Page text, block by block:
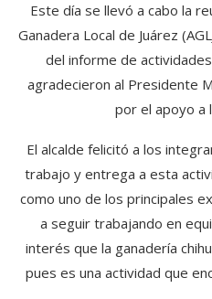
Este día se llevó a cabo la
Ganadera Local de Juárez
del informe de
agradecieron al Presidente
por el apoyo a
El alcalde felicitó a los
trabajo y entrega a esta
como uno de los principales
a seguir trabajando en
interés que la ganadería
pues es una actividad que